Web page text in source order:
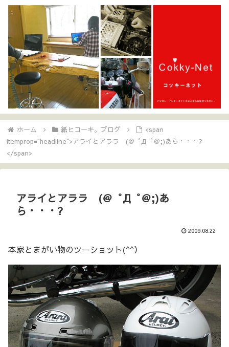
ホーム 紙ヒコーキ。ブログ
<span
itemprop="headline">アライとアララ (＠゜Д゜＠;)あら・・・?
</span>
アライとアララ (＠゜Д゜＠;)あ
ら・・・?
2009.08.22
本家とまがい物のツーショット(^^）